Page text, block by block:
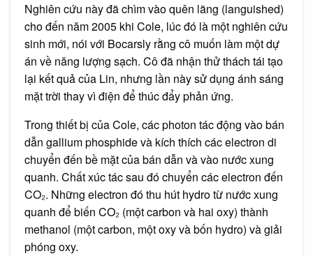
Nghiên cứu này đã chìm vào quên lãng (languished)
cho đến năm 2005 khi Cole, lúc đó là một nghiên cứu
sinh mới, nói với Bocarsly rằng cô muốn làm một dự
án về năng lượng sạch. Cô đã nhận thử thách tái tạo
lại kết quả của Lin, nhưng lần này sử dụng ánh sáng
mặt trời thay vì điện để thúc đẩy phản ứng.
Trong thiết bị của Cole, các photon tác động vào bán
dẫn gallium phosphide và kích thích các electron di
chuyển đến bề mặt của bán dẫn và vào nước xung
quanh. Chất xúc tác sau đó chuyển các electron đến
CO₂. Những electron đó thu hút hydro từ nước xung
quanh để biến CO₂ (một carbon và hai oxy) thành
methanol (một carbon, một oxy và bốn hydro) và giải
phóng oxy.